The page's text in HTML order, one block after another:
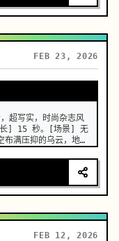
FEB 23, 2026
超写实，时尚杂志风
长] 15 秒。[场景] 无
满压抑的乌云，地面
低角度仰拍，超长焦
脸女模特，在水面上冷
的真实液态青花瓷长
，表面流淌着光泽。传
FEB 12, 2026